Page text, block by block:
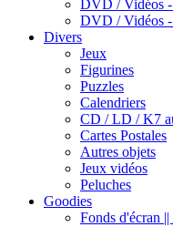
DVD / Vidéos
DVD / Vidéos -
Divers
Jeux
Figurines
Puzzles
Calendriers
CD / LD / K7
Cartes Postales
Autres objets
Jeux vidéos
Peluches
Goodies
Fonds d'écran